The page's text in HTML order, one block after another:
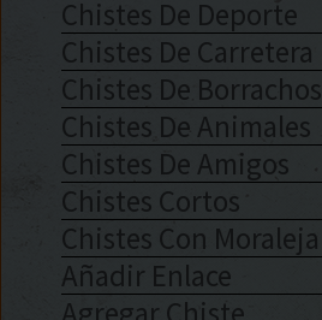
Chistes De Deporte
Chistes De Carretera
Chistes De Borrachos
Chistes De Animales
Chistes De Amigos
Chistes Cortos
Chistes Con Moraleja
Añadir Enlace